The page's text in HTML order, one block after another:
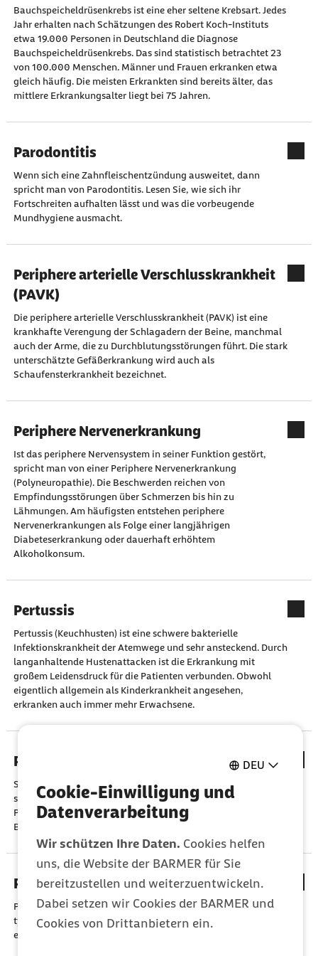
DEU
Cookie-Einwilligung und
Datenverarbeitung
Wir schützen Ihre Daten. Cookies helfen
uns, die Website der BARMER für Sie
bereitzustellen und weiterzuentwickeln.
Dabei setzen wir Cookies der BARMER und
Cookies von Drittanbietern ein.
Bauchspeicheldrüsenkrebs ist eine eher seltene Krebsart. Jedes
Jahr erhalten nach Schätzungen des Robert Koch-Instituts
etwa 19.000 Personen in Deutschland die Diagnose
Bauchspeicheldrüsenkrebs. Das sind statistisch betrachtet 23
von 100.000 Menschen. Männer und Frauen erkranken etwa
gleich häufig. Die meisten Erkrankten sind bereits älter, das
mittlere Erkrankungsalter liegt bei 75 Jahren.
Parodontitis
Wenn sich eine Zahnfleischentzündung ausweitet, dann
spricht man von Parodontitis. Lesen Sie, wie sich ihr
Fortschreiten aufhalten lässt und was die vorbeugende
Mundhygiene ausmacht.
Periphere arterielle Verschlusskrankheit
(PAVK)
Die periphere arterielle Verschlusskrankheit (PAVK) ist eine
krankhafte Verengung der Schlagadern der Beine, manchmal
auch der Arme, die zu Durchblutungsstörungen führt. Die stark
unterschätzte Gefäßerkrankung wird auch als
Schaufensterkrankheit bezeichnet.
Periphere Nervenerkrankung
Ist das periphere Nervensystem in seiner Funktion gestört,
spricht man von einer Periphere Nervenerkrankung
(Polyneuropathie). Die Beschwerden reichen von
Empfindungsstörungen über Schmerzen bis hin zu
Lähmungen. Am häufigsten entstehen periphere
Nervenerkrankungen als Folge einer langjährigen
Diabeteserkrankung oder dauerhaft erhöhtem
Alkoholkonsum.
Pertussis
Pertussis (Keuchhusten) ist eine schwere bakterielle
Infektionskrankheit der Atemwege und sehr ansteckend. Durch
langanhaltende Hustenattacken ist die Erkrankung mit
großem Leidensdruck für die Patienten verbunden. Obwohl
eigentlich allgemein als Kinderkrankheit angesehen,
erkranken auch immer mehr Erwachsene.
Pfeiffersches Drüsenfieber
Sind die Lymphknoten und Mandeln geschwollen, fühlen Sie
sich erschöpft und fiebrig? Dann sind Sie vielleicht am
Pfeifferschen Drüsenfieber erkrankt. Mehr zu Symptomen und
Behandlung.
PMS (Prämenstruelles Syndrom)
PMS äußert sich durch Stimmungsschwankungen und andere
typische Beschwerden. Welche Hilfe und Behandlungen gibt
es?